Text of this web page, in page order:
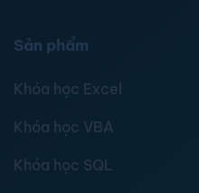
Sản phẩm
Khóa học Excel
Khóa học VBA
Khóa học SQL